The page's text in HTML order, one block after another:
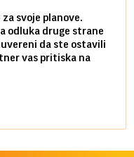
svoje planove.
odluka druge strane
da ste ostavili
vas pritiska na